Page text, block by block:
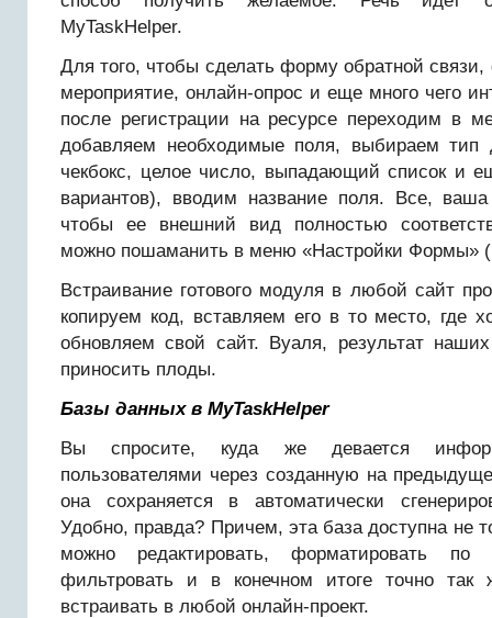
MyTaskHelper.
Для того, чтобы сделать форму обратной
мероприятие, онлайн-опрос и еще много чего
после регистрации на ресурсе переходим
добавляем необходимые поля, выбираем тип
чекбокс, целое число, выпадающий список и
вариантов), вводим название поля. Все,
чтобы ее внешний вид полностью
можно пошаманить в меню «Настройки Формы»
Встраивание готового модуля в любой сайт
копируем код, вставляем его в то место, где
обновляем свой сайт. Вуаля, результат
приносить плоды.
Базы данных в MyTaskHelper
Вы спросите, куда же девается
пользователями через созданную на
она сохраняется в автоматически
Удобно, правда? Причем, эта база доступна не
можно редактировать, форматировать по
фильтровать и в конечном итоге точно
встраивать в любой онлайн-проект.